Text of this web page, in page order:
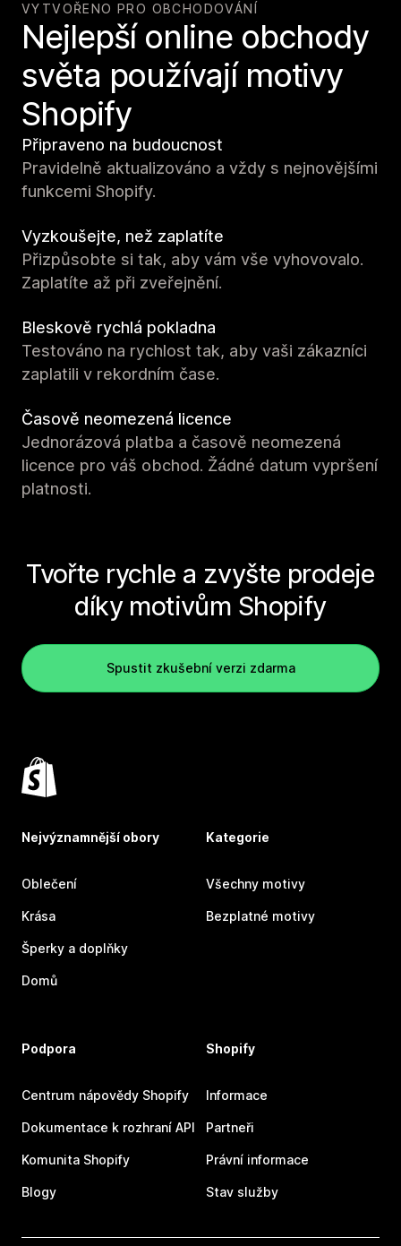
VYTVOŘENO PRO OBCHODOVÁNÍ
Nejlepší online obchody
světa používají motivy
Shopify
Připraveno na budoucnost
Pravidelně aktualizováno a vždy s nejnovějšími
funkcemi Shopify.
Vyzkoušejte, než zaplatíte
Přizpůsobte si tak, aby vám vše vyhovovalo.
Zaplatíte až při zveřejnění.
Bleskově rychlá pokladna
Testováno na rychlost tak, aby vaši zákazníci
zaplatili v rekordním čase.
Časově neomezená licence
Jednorázová platba a časově neomezená
licence pro váš obchod. Žádné datum vypršení
platnosti.
Tvořte rychle a zvyšte prodeje
díky motivům Shopify
Spustit zkušební verzi zdarma
Nejvýznamnější obory
Oblečení
Krása
Šperky a doplňky
Domů
Kategorie
Všechny motivy
Bezplatné motivy
Podpora
Centrum nápovědy Shopify
Dokumentace k rozhraní API
Komunita Shopify
Blogy
Shopify
Informace
Partneři
Právní informace
Stav služby